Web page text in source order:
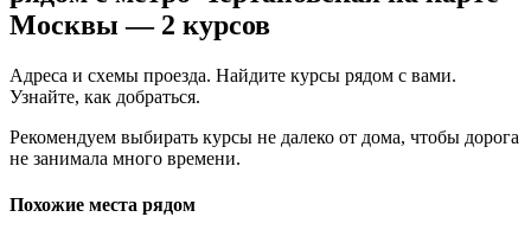
Москвы — 2 курсов
Адреса и схемы проезда. Найдите курсы рядом с вами.
Узнайте, как добраться.
Рекомендуем выбирать курсы не далеко от дома, чтобы дорога
не занимала много времени.
Похожие места рядом